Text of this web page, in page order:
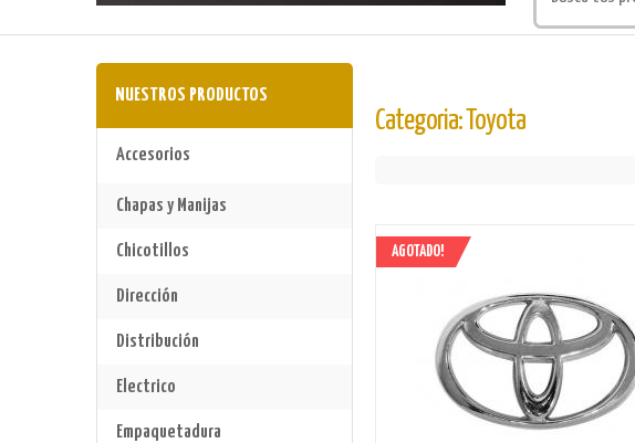
NUESTROS PRODUCTOS
Accesorios
Chapas y Manijas
Chicotillos
Dirección
Distribución
Electrico
Empaquetadura
Categoria: Toyota
AGOTADO!